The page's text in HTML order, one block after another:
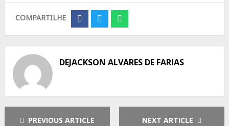
COMPARTILHE
Share
Facebook
Share
TwitterWhatsapp
DEJACKSON ALVARES DE FARIAS
PREVIOUS ARTICLE NEXT ARTICLE